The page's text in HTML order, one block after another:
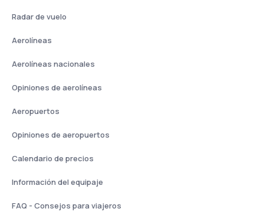
Radar de vuelo
Aerolíneas
Aerolíneas nacionales
Opiniones de aerolíneas
Aeropuertos
Opiniones de aeropuertos
Calendario de precios
Información del equipaje
FAQ - Consejos para viajeros